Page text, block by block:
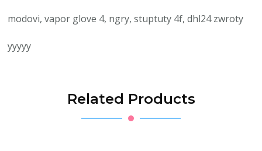
modovi, vapor glove 4, ngry, stuptuty 4f, dhl24 zwroty
yyyyy
Related Products